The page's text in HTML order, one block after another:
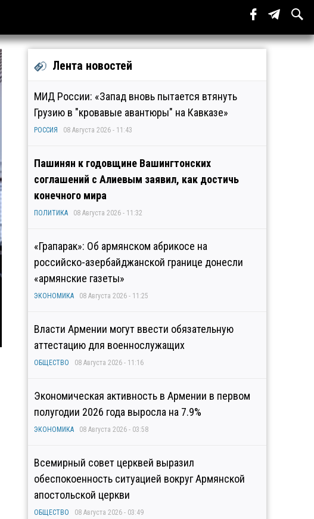
Лента новостей
МИД России: «Запад вновь пытается втянуть
Грузию в "кровавые авантюры" на Кавказе»
РОССИЯ 08 Августа 2026 - 11:43
Пашинян к годовщине Вашингтонских
соглашений с Алиевым заявил, как достичь
конечного мира
ПОЛИТИКА 08 Августа 2026 - 11:32
«Грапарак»: Об армянском абрикосе на
российско-азербайджанской границе донесли
«армянские газеты»
ЭКОНОМИКА 08 Августа 2026 - 11:25
Власти Армении могут ввести обязательную
аттестацию для военнослужащих
ОБЩЕСТВО 08 Августа 2026 - 11:16
Экономическая активность в Армении в первом
полугодии 2026 года выросла на 7.9%
ЭКОНОМИКА 08 Августа 2026 - 03:58
Всемирный совет церквей выразил
обеспокоенность ситуацией вокруг Армянской
апостольской церкви
ОБЩЕСТВО 08 Августа 2026 - 03:49